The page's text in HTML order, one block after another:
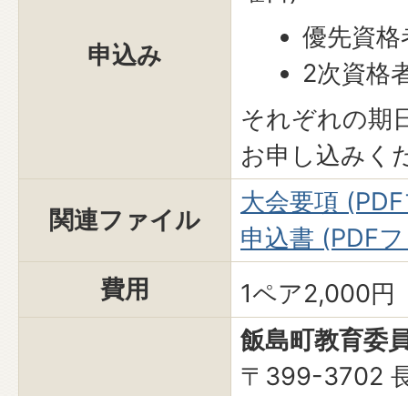
申込み
優先資
2次資格
それぞれの期
お申し込みく
関連ファイル
大会要項
申込書 (PDF
費用
1ペア2,000円
飯島町教育委
〒399-3702